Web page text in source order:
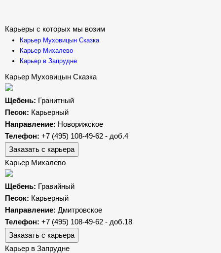
Карьеры с которых мы возим
Карьер Муховицын Сказка
Карьер Михалево
Карьер в Запрудне
Карьер Муховицын Сказка
Щебень: Гранитный
Песок: Карьерный
Направление: Новорижское
Телефон: +7 (495) 108-49-62 - доб.4
Заказать с карьера
Карьер Михалево
Щебень: Гравийный
Песок: Карьерный
Направление: Дмитровское
Телефон: +7 (495) 108-49-62 - доб.18
Заказать с карьера
Карьер в Запрудне